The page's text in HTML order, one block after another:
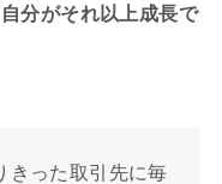
自分がそれ以上成長で
きった取引先に毎